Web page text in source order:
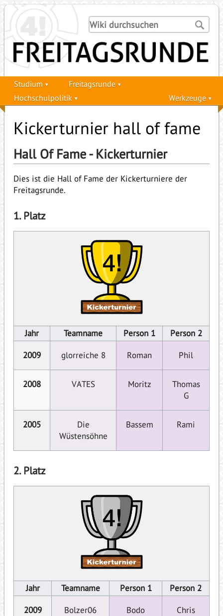
Studium
Freitagsrunde
Hochschulpolitik
Werkzeuge
Kickerturnier hall of fame
Hall Of Fame - Kickerturnier
Dies ist die Hall of Fame der Kickerturniere der
Freitagsrunde.
1. Platz
Jahr Teamname Person 1
Person 2
2009
glorreiche 8 Roman Phil
2008 VATES Moritz
Thomas
G
2005
Die
Wüstensöhne
Bassem Rami
2. Platz
Jahr Teamname Person 1
Person 2
2009
Bolzer06 Bodo Chris